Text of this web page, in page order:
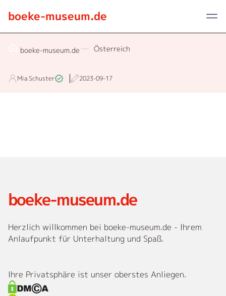
boeke-museum.de
boeke-museum.de Österreich
Mia Schuster 2023-09-17
boeke-museum.de
Herzlich willkommen bei boeke-museum.de - Ihrem
Anlaufpunkt für Unterhaltung und Spaß.
Ihre Privatsphäre ist unser oberstes Anliegen.